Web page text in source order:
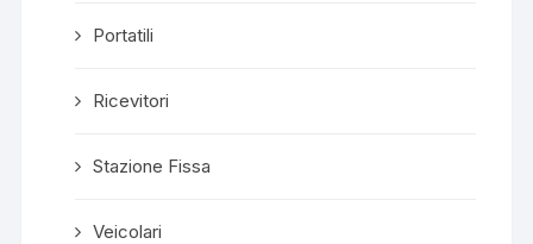
Portatili
Ricevitori
Stazione Fissa
Veicolari